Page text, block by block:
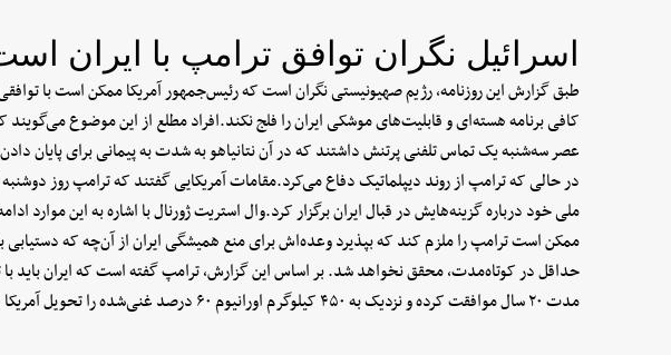
اسرائیل نگران توافق ترامپ با ایران
طبق گزارش این روزنامه، رژیم صهیونیستی نگران است که رئیس‌جمهور آمریکا ممکن است با
کافی برنامه هسته‌ای و قابلیت‌های موشکی ایران را فلج نکند.افراد مطلع از این موضوع می‌گویند که
عصر سه‌شنبه یک تماس تلفنی پرتنش داشتند که در آن نتانیاهو به شدت به پیمانی برای پایان
در حالی که ترامپ از روند دیپلماتیک دفاع می‌کرد.مقامات آمریکایی گفتند که ترامپ روز دوشنبه
ملی خود درباره گزینه‌هایش در قبال ایران برگزار کرد.وال استریت ژورنال با اشاره به این موارد
ممکن است ترامپ را ملزم کند که بپذیرد وعده‌اش برای منع همیشگی ایران از آن‌چه که
حداقل در کوتاه‌مدت، محقق نخواهد شد. بر اساس این گزارش، ترامپ گفته است که ایران باید
مدت ۲۰ سال موافقت کرده و نزدیک به ۴۵۰ کیلوگرم اورانیوم ۶۰ درصد غنی‌شده را تحویل آمریکا دهد.